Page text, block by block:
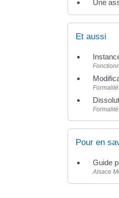
Une
Et aussi
Pour en
Guide
Alsace